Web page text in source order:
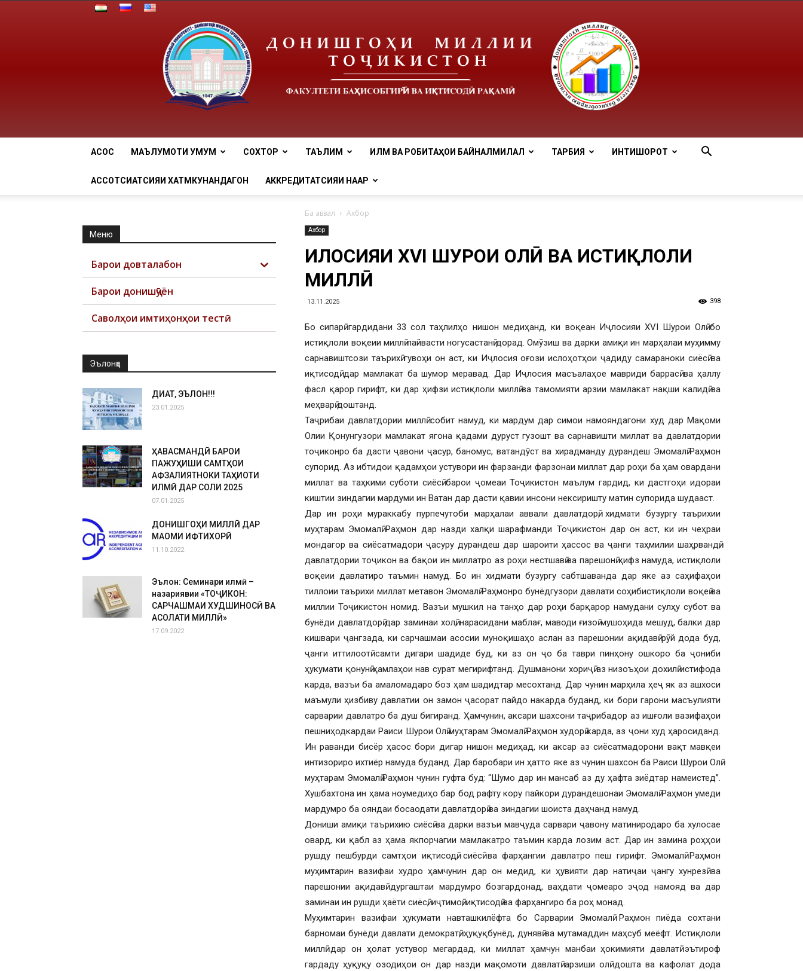
АСОСӢ МАЪЛУМОТИ УМУМӢ СОХТОР ТАЪЛИМ ИЛМ ВА РОБИТАҲОИ БАЙНАЛМИЛАЛӢ ТАРБИЯ ИНТИШОРОТ
АССОТСИАТСИЯИ ХАТМКУНАНДАГОН АККРЕДИТАТСИЯИ НААР
Ба аввал Ахбор
Ахбор
ИҶЛОСИЯИ XVI ШУРОИ ОЛӢ ВА ИСТИҚЛОЛИ
МИЛЛӢ
13.11.2025 398
Бо сипарӣ гардидани 33 сол таҳлилҳо нишон медиҳанд, ки воқеан Иҷлосияи XVI Шурои Олӣ бо
истиқлоли воқеии миллӣ пайвасти ногусастанӣ дорад. Омӯзиш ва дарки амиқи ин марҳалаи муҳимму
сарнавиштсози таърихӣ гувоҳи он аст, ки Иҷлосия оғози ислоҳотҳои ҷадиду самараноки сиёсӣ ва
иқтисодӣ дар мамлакат ба шумор меравад. Дар Иҷлосия масъалаҳое мавриди баррасӣ ва ҳаллу
фасл қарор гирифт, ки дар ҳифзи истиқлоли миллӣ ва тамомияти арзии мамлакат нақши калидӣ ва
меҳварӣ доштанд.
Таҷрибаи давлатдории миллӣ собит намуд, ки мардум дар симои намояндагони худ дар Мақоми
Олии Қонунгузори мамлакат ягона қадами дуруст гузошт ва сарнавишти миллат ва давлатдории
тоҷиконро ба дасти ҷавони ҷасур, баномус, ватандӯст ва хирадманду дурандеш Эмомалӣ Раҳмон
супорид. Аз ибтидои қадамҳои устувори ин фарзанди фарзонаи миллат дар роҳи ба ҳам овардани
миллат ва таҳкими суботи сиёсӣ барои ҷомеаи Тоҷикистон маълум гардид, ки дастгоҳи идораи
киштии зиндагии мардуми ин Ватан дар дасти қавии инсони нексиришту матин супорида шудааст.
Дар ин роҳи мураккабу пурпечутоби марҳалаи аввали давлатдорӣ, хидмати бузургу таърихии
муҳтарам Эмомалӣ Раҳмон дар назди халқи шарафманди Тоҷикистон дар он аст, ки ин чеҳраи
мондагор ва сиёсатмадори ҷасуру дурандеш дар шароити ҳассос ва ҷанги таҳмилии шаҳрвандӣ,
давлатдории тоҷикон ва бақои ин миллатро аз роҳи нестшавӣ ва парешонӣ ҳифз намуда, истиқлоли
воқеии давлатиро таъмин намуд. Бо ин хидмати бузургу сабтшаванда дар яке аз саҳифаҳои
тиллоии таърихи миллат метавон Эмомалӣ Раҳмонро бунёдгузори давлати соҳибистиқлоли воқеӣ ва
миллии Тоҷикистон номид. Вазъи мушкил на танҳо дар роҳи барқарор намудани сулҳу субот ва
бунёди давлатдорӣ дар заминаи холӣ, нарасидани маблағ, маводи ғизоӣ мушоҳида мешуд, балки дар
кишвари ҷангзада, ки сарчашмаи асосии муноқишаҳо аслан аз парешонии ақидавӣ рӯй дода буд,
ҷанги иттилоотӣ самти дигари шадиде буд, ки аз он ҷо ба таври пинҳону ошкоро ба ҷониби
ҳукумати қонунӣ ҳамлаҳои нав сурат мегирифтанд. Душманони хориҷӣ аз низоъҳои дохилӣ истифода
карда, вазъи ба амаломадаро боз ҳам шадидтар месохтанд. Дар чунин марҳила ҳеҷ як аз ашхоси
маъмули ҳизбиву давлатии он замон ҷасорат пайдо накарда буданд, ки бори гарони масъулияти
сарварии давлатро ба душ бигиранд. Ҳамчунин, аксари шахсони таҷрибадор аз ишғоли вазифаҳои
пешниҳодкардаи Раиси Шурои Олӣ муҳтарам Эмомалӣ Раҳмон худорӣ карда, аз ҷони худ ҳаросиданд.
Ин раванди бисёр ҳасос бори дигар нишон медиҳад, ки аксар аз сиёсатмадорони вақт мавқеи
интизориро ихтиёр намуда буданд. Дар баробари ин ҳатто яке аз чунин шахсон ба Раиси Шурои Олӣ
муҳтарам Эмомалӣ Раҳмон чунин гуфта буд: “Шумо дар ин мансаб аз ду ҳафта зиёдтар намеистед”.
Хушбахтона ин ҳама ноумедиҳо бар бод рафту кору пайкори дурандешонаи Эмомалӣ Раҳмон умеди
мардумро ба ояндаи босаодати давлатдорӣ ва зиндагии шоиста даҳчанд намуд.
Дониши амиқи таърихию сиёсӣ ва дарки вазъи мавҷуда сарвари ҷавону матиниродаро ба хулосае
овард, ки қабл аз ҳама якпорчагии мамлакатро таъмин карда лозим аст. Дар ин замина роҳҳои
рушду пешбурди самтҳои иқтисодӣ, сиёсӣ ва фарҳангии давлатро пеш гирифт. Эмомалӣ Раҳмон
муҳимтарин вазифаи худро ҳамчунин дар он медид, ки ҳувияти дар натиҷаи ҷангу хунрезӣ ва
парешонии ақидавӣ дургаштаи мардумро бозгардонад, ваҳдати ҷомеаро эҷод намояд ва дар
заминаи ин рушди ҳаёти сиёсӣ, иҷтимоӣ, иқтисодӣ ва фарҳангиро ба роҳ монад.
Муҳимтарин вазифаи ҳукумати навташкилёфта бо Сарварии Эмомалӣ Раҳмон пиёда сохтани
барномаи бунёди давлати демократӣ, ҳуқуқбунёд, дунявӣ ва мутамаддин маҳсуб меёфт. Истиқлоли
миллӣ дар он ҳолат устувор мегардад, ки миллат ҳамчун манбаи ҳокимияти давлатӣ эътироф
гардаду ҳуқуқу озодиҳои он дар назди мақомоти давлатӣ арзиши олӣ дошта ва кафолат дода
Меню
Барои довталабон
Барои донишҷӯён
Саволҳои имтиҳонҳои тестӣ
Эълонҳо
ДИҚҚАТ, ЭЪЛОН!!!
23.01.2025
ҲАВАСМАНДӢ БАРОИ
ПАЖУҲИШИ САМТҲОИ
АФЗАЛИЯТНОКИ ТАҲҚИҚОТИ
ИЛМӢ ДАР СОЛИ 2025
07.01.2025
ДОНИШГОҲИ МИЛЛӢ ДАР
МАҚОМИ ИФТИХОРӢ
11.10.2022
Эълон: Семинари илмӣ –
назариявии «ТОҶИКОН:
САРЧАШМАИ ХУДШИНОСӢ ВА
АСОЛАТИ МИЛЛӢ»
17.09.2022